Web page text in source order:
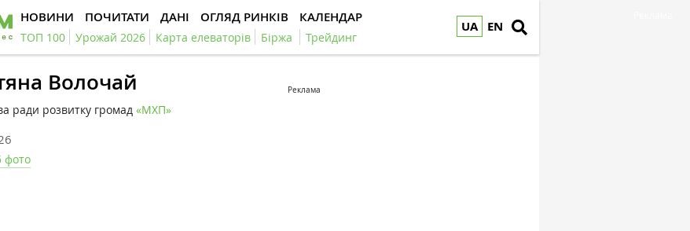
UA EN
НОВИНИ ПОЧИТАТИ ДАНІ ОГЛЯД РИНКІВ КАЛЕНДАР
ТОП 100 Урожай 2026 Карта елеваторів Біржа Трейдинг
Волочай
ради розвитку громад «МХП»
фото
Реклама